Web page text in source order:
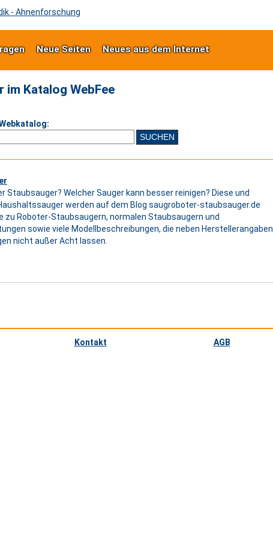
Neue Seiten Neues aus dem Internet
Katalog WebFee
Staubsauger? Welcher Sauger kann besser reinigen? Diese und
werden auf dem Blog saugroboter-staubsauger.de
Roboter-Staubsaugern, normalen Staubsaugern und
sowie viele Modellbeschreibungen, die neben Herstellerangaben
nicht außer Acht lassen.
Kontakt
AGB